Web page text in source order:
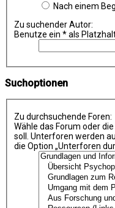
Nach einem
Zu suchender Autor:
Benutze ein * als
Suchoptionen
Zu durchsuchende Foren:
Wähle das Forum oder
soll. Unterforen werden
die Option „Unterforen